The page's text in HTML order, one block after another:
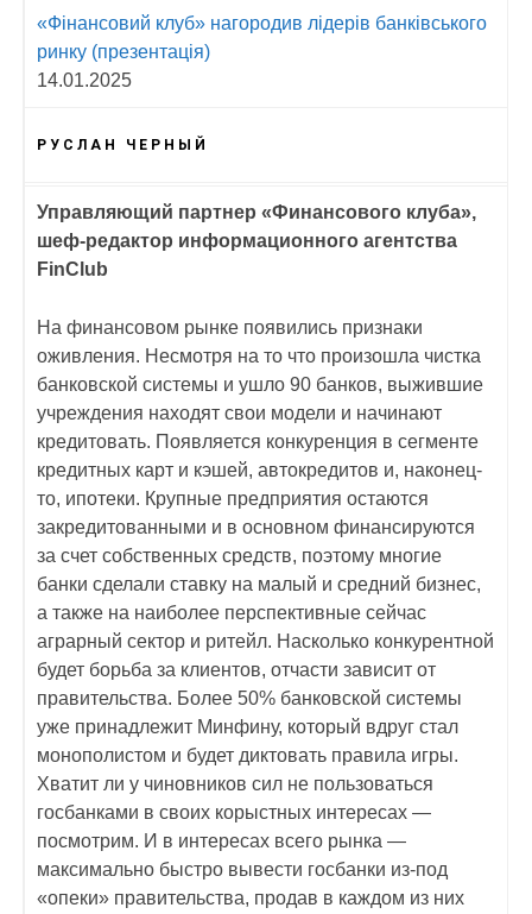
«Фінансовий клуб» нагородив лідерів банківського
ринку (презентація)
14.01.2025
РУСЛАН ЧЕРНЫЙ
Управляющий партнер «Финансового клуба»,
шеф-редактор информационного агентства
FinClub
На финансовом рынке появились признаки
оживления. Несмотря на то что произошла чистка
банковской системы и ушло 90 банков, выжившие
учреждения находят свои модели и начинают
кредитовать. Появляется конкуренция в сегменте
кредитных карт и кэшей, автокредитов и, наконец-
то, ипотеки. Крупные предприятия остаются
закредитованными и в основном финансируются
за счет собственных средств, поэтому многие
банки сделали ставку на малый и средний бизнес,
а также на наиболее перспективные сейчас
аграрный сектор и ритейл. Насколько конкурентной
будет борьба за клиентов, отчасти зависит от
правительства. Более 50% банковской системы
уже принадлежит Минфину, который вдруг стал
монополистом и будет диктовать правила игры.
Хватит ли у чиновников сил не пользоваться
госбанками в своих корыстных интересах —
посмотрим. И в интересах всего рынка —
максимально быстро вывести госбанки из-под
«опеки» правительства, продав в каждом из них